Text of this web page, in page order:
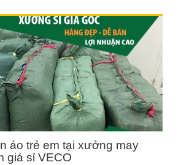
áo trẻ em tại xưởng may
giá sỉ VECO